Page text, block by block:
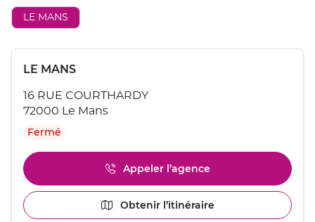
de
vente
AÉSIO
LE MANS
sur
touche
ENTRÉE
obtenir
plus
amples
informations
[ECHAP
pour
Point
vente
LE MANS
16 RUE COURTHARDY
72000 Le Mans
Fermé
Appeler l’agence
Afficher
le
numéro
de
Obtenir l’itinéraire
jusqu'au